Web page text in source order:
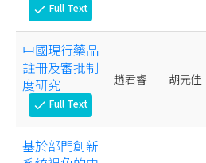
check Full Text
中國現行藥品
註冊及審批制
度研究
check Full Text
趙君睿 胡元佳
基於部門創新